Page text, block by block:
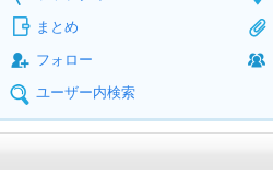
まとめ
フォロー
ユーザー内検索